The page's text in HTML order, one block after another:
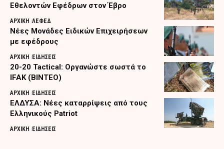
Εθελοντών Εφέδρων στον Έβρο
ΑΡΧΙΚΗ ΛΕΦΕΔ
Nέες Μονάδες Ειδικών Επιχειρήσεων
με εφέδρους
ΑΡΧΙΚΗ ΕΙΔΗΣΕΙΣ
20-20 Tactical: Οργανώστε σωστά το
IFAK (ΒΙΝΤΕΟ)
ΑΡΧΙΚΗ ΕΙΔΗΣΕΙΣ
ΕΛΔΥΣΑ: Νέες καταρρίψεις από τους
Ελληνικούς Patriot
ΑΡΧΙΚΗ ΕΙΔΗΣΕΙΣ